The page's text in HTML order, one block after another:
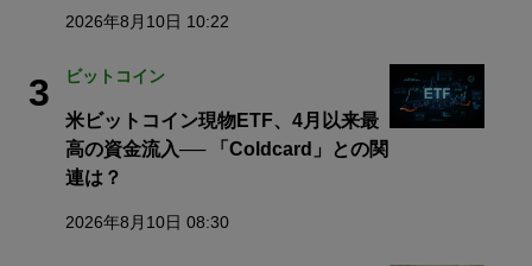
2026年8月10日 10:22
3 ビットコイン
米ビットコイン現物ETF、4月以来最
高の資金流入── 「Coldcard」との関
連は？
2026年8月10日 08:30